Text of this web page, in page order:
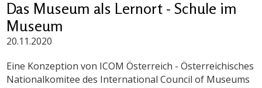
Das Museum als Lernort - Schule im
Museum
20.11.2020
Eine Konzeption von ICOM Österreich - Österreichisches
Nationalkomitee des International Council of Museums